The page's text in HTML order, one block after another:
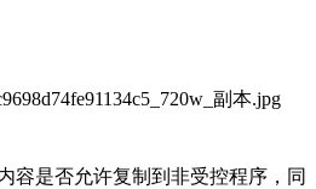
容是否允许复制到非受控程序，同